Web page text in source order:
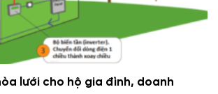
lưới cho hộ gia đình, doanh